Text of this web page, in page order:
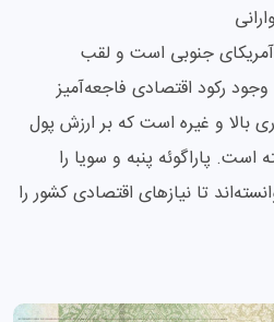
آمریکای جنوبی است و لقب
رکود اقتصادی فاجعه‌آمیز
بالا و غیره است که بر ارزش پول
است. پاراگوئه پنبه و سویا را
تا نیازهای اقتصادی کشور را